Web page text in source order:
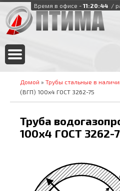
Время в офисе - 11:20:45 /
Домой » Трубы стальные в
(ВГП) 100х4 ГОСТ 3262-75
Труба
100х4 ГОСТ 3262-